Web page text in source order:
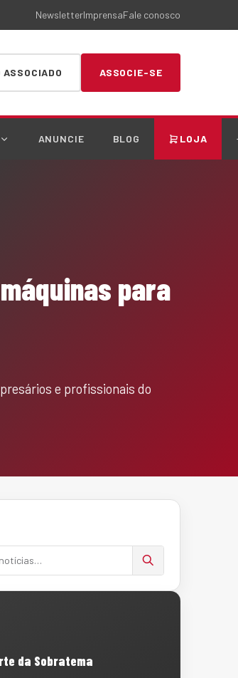
NewsletterImprensaFale conosco
ASSOCIADO ASSOCIE-SE
ANUNCIE BLOG LOJA
para
e profissionais do
da Sobratema